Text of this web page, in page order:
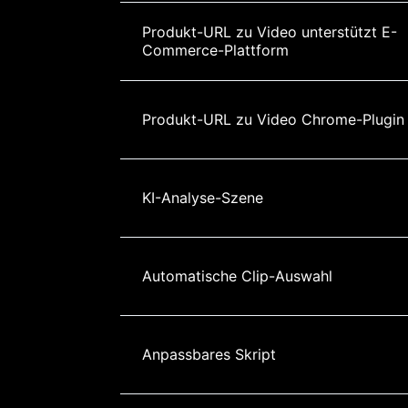
Produkt-URL zu Video unterstützt E-
Commerce-Plattform
Produkt-URL zu Video Chrome-Plugin
KI-Analyse-Szene
Automatische Clip-Auswahl
Anpassbares Skript